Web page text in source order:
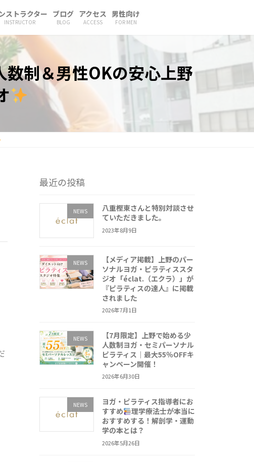
ストラクター
INSTRUCTOR
ブログ
BLOG
アクセス
ACCESS
男性向け
FOR MEN
制＆男性OKの安心上野
最近の投稿
NEWS
八重樫東さんと特別対談させ
ていただきました。
2023年8月9日
NEWS
【メディア掲載】上野のパー
ソナルヨガ・ピラティススタ
ジオ「éclat.（エクラ）」が
『ピラティスの達人』に掲載
されました
2026年7月1日
NEWS
【7月限定】上野で始める少
人数制ヨガ・セミパーソナル
ピラティス｜最大55％OFFキ
ャンペーン開催！
2026年6月30日
NEWS
ヨガ・ピラティス指導者にお
すすめ
理学療法士が本当に
おすすめする！解剖学・運動
学の本とは？
2026年5月26日